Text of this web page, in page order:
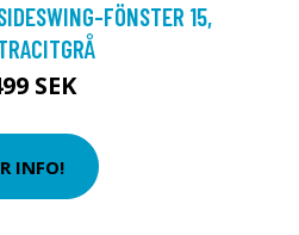
FÖNSTER 15,
SEK
INFO!